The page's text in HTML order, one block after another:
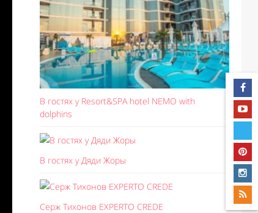
В гостях у Resort&SPA hotel NEMO with
dolphins
В гостях у Дяди Жоры
Серж Тихонов EXPERTO CREDE